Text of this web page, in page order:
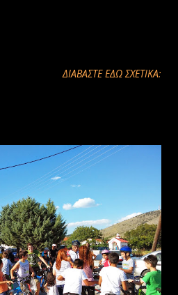
ΔΙΑΒΑΣΤΕ ΕΔΩ ΣΧΕΤΙΚΑ: